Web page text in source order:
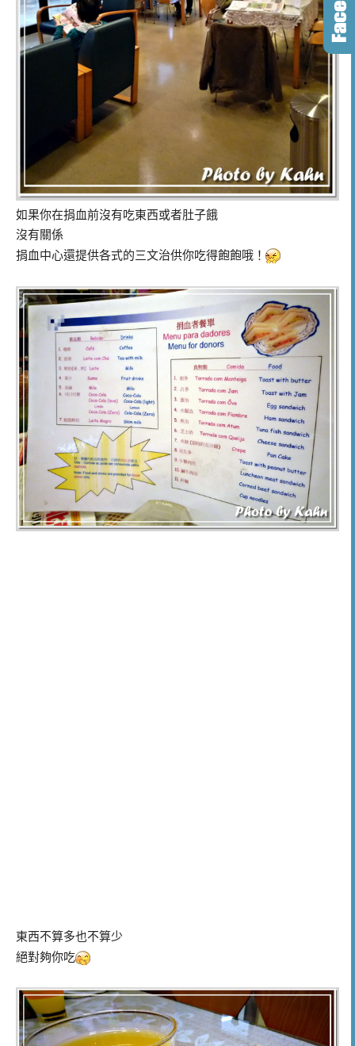
如果你在捐血前沒有吃東西或者肚子餓
沒有關係
捐血中心還提供各式的三文治供你吃得飽飽哦！
東西不算多也不算少
絕對夠你吃